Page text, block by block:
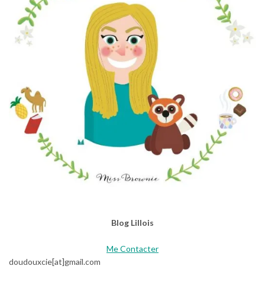
Blog Lillois
Me Contacter
doudouxcie[at]gmail.com